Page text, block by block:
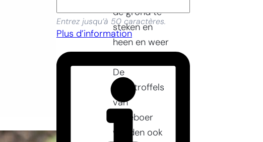
Entrez jusqu’à 50 caractères.
Plus d’information
de grond te
steken en
heen en weer
De
planttroffels
van
Sneeboer
worden ook